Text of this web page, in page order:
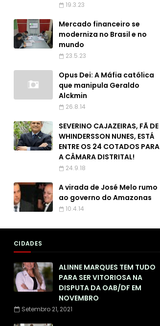
19.3.23
Mercado financeiro se
moderniza no Brasil e no
mundo
23.5.23
Opus Dei: A Máfia católica
que manipula Geraldo
Alckmin
26.8.14
SEVERINO CAJAZEIRAS, FÃ DE
WHINDERSSON NUNES, ESTÁ
ENTRE OS 24 COTADOS PARA
A CÂMARA DISTRITAL!
24.9.18
A virada de José Melo rumo
ao governo do Amazonas
10.4.14
CIDADES
ALINNE MARQUES TEM TUDO
PARA SER VITORIOSA NA
DISPUTA DA OAB/DF EM
NOVEMBRO
Setembro 21, 2021